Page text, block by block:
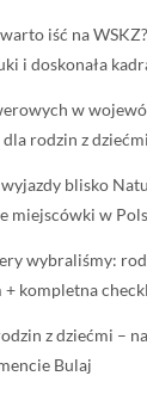
iść na
i doskonała
w
rodzin z dziećmi
wyjazdy blisko
miejscówki w
wybraliśmy:
+ kompletna
z dziećmi –
Bulaj